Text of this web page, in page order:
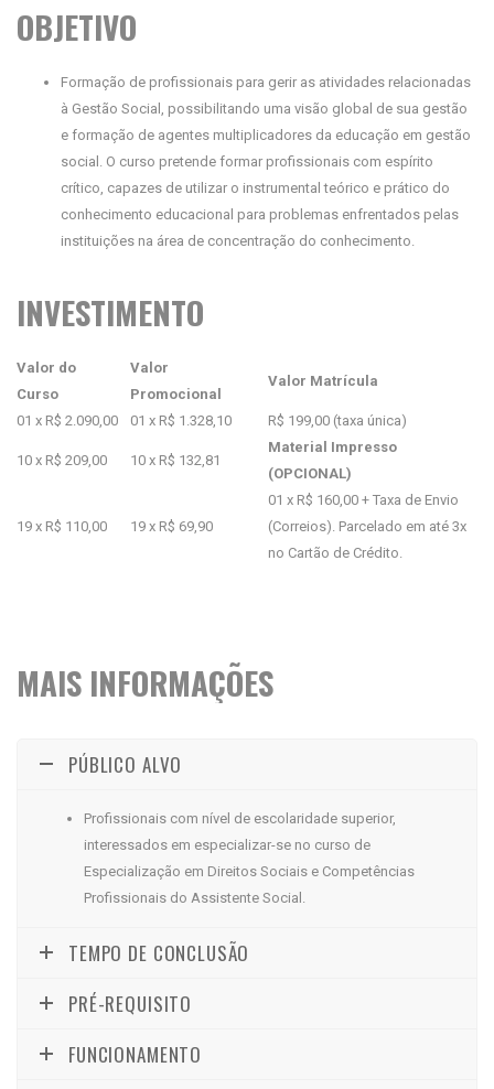
OBJETIVO
Formação de profissionais para gerir as atividades relacionadas
à Gestão Social, possibilitando uma visão global de sua gestão
e formação de agentes multiplicadores da educação em gestão
social. O curso pretende formar profissionais com espírito
crítico, capazes de utilizar o instrumental teórico e prático do
conhecimento educacional para problemas enfrentados pelas
instituições na área de concentração do conhecimento.
INVESTIMENTO
Valor do
Curso
Valor
Promocional
Valor Matrícula
01 x R$ 2.090,00 01 x R$ 1.328,10 R$ 199,00 (taxa única)
10 x R$ 209,00 10 x R$ 132,81
Material Impresso
(OPCIONAL)
19 x R$ 110,00 19 x R$ 69,90
01 x R$ 160,00 + Taxa de Envio
(Correios). Parcelado em até 3x
no Cartão de Crédito.
MAIS INFORMAÇÕES
PÚBLICO ALVO
Profissionais com nível de escolaridade superior,
interessados em especializar-se no curso de
Especialização em Direitos Sociais e Competências
Profissionais do Assistente Social.
TEMPO DE CONCLUSÃO
PRÉ-REQUISITO
FUNCIONAMENTO